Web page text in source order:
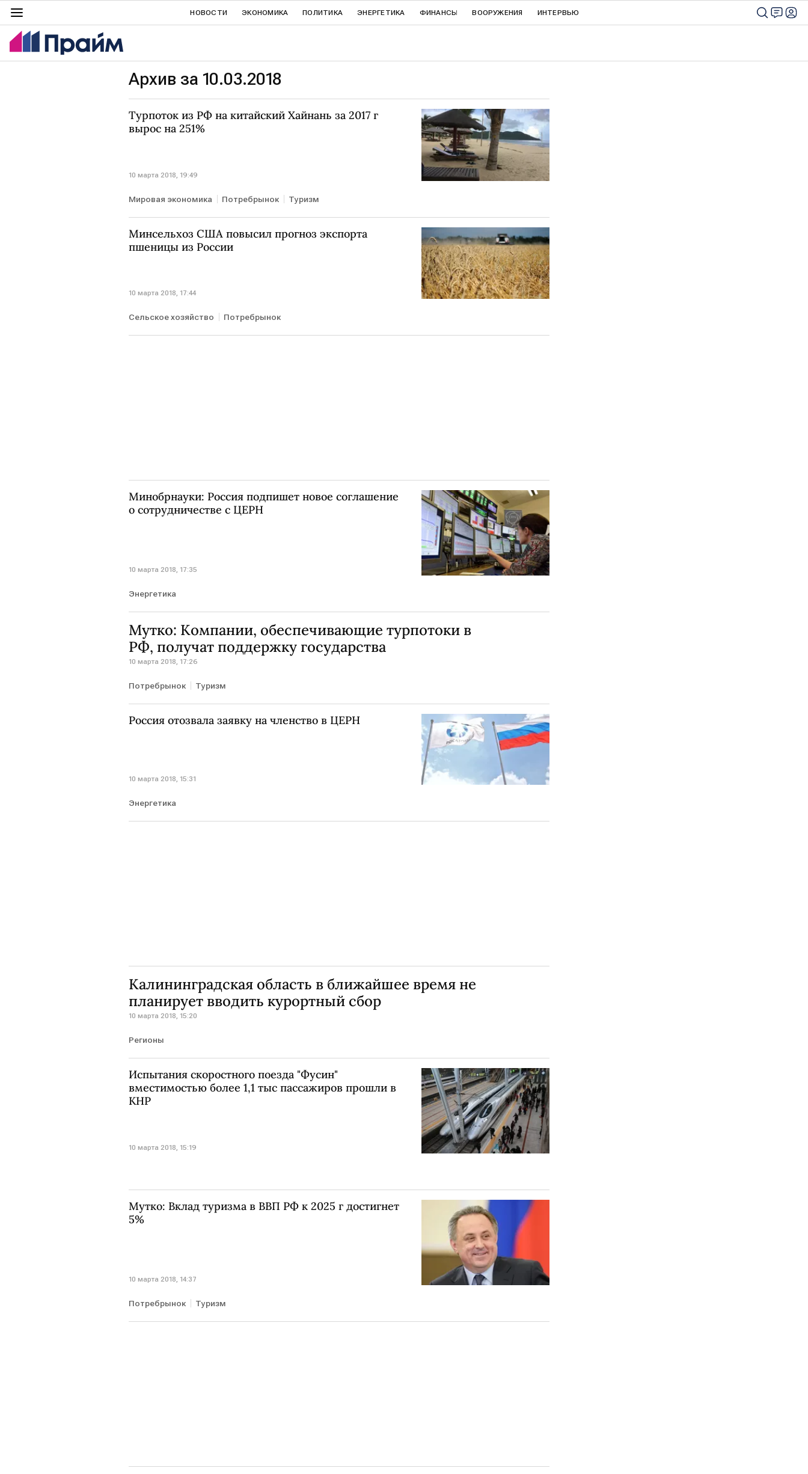
НОВОСТИ ЭКОНОМИКА ПОЛИТИКА ЭНЕРГЕТИКА ФИНАНСЫ ВООРУЖЕНИЯ ИНТЕРВЬЮ
Архив за 10.03.2018
Турпоток из РФ на китайский Хайнань за 2017 г
вырос на 251%
10 марта 2018, 19:49
Мировая экономика Потребрынок Туризм
Минсельхоз США повысил прогноз экспорта
пшеницы из России
10 марта 2018, 17:44
Сельское хозяйство Потребрынок
Минобрнауки: Россия подпишет новое соглашение
о сотрудничестве с ЦЕРН
10 марта 2018, 17:35
Энергетика
Мутко: Компании, обеспечивающие турпотоки в
РФ, получат поддержку государства
10 марта 2018, 17:26
Потребрынок Туризм
Россия отозвала заявку на членство в ЦЕРН
10 марта 2018, 15:31
Энергетика
Калининградская область в ближайшее время не
планирует вводить курортный сбор
10 марта 2018, 15:20
Регионы
Испытания скоростного поезда "Фусин"
вместимостью более 1,1 тыс пассажиров прошли в
КНР
10 марта 2018, 15:19
Мутко: Вклад туризма в ВВП РФ к 2025 г достигнет
5%
10 марта 2018, 14:37
Потребрынок Туризм